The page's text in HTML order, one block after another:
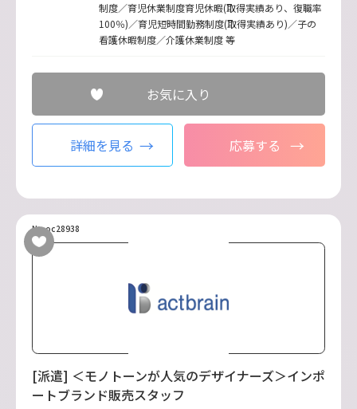
制度／育児休業制度育児休暇(取得実績あり、復職率
100％)／育児短時間勤務制度(取得実績あり)／子の
看護休暇制度／介護休業制度 等
お気に入り
詳細を見る 応募する
No.oc28938
[派遣] ＜モノトーンが人気のデザイナーズ＞インポ
ートブランド販売スタッフ